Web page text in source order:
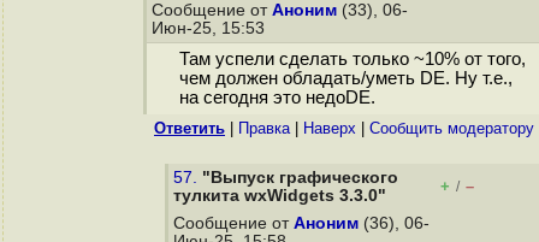
Сообщение от Аноним (33), 06-
Июн-25, 15:53
Там успели сделать только ~10% от того,
чем должен обладать/уметь DE. Ну т.е.,
на сегодня это недоDE.
Ответить Правка| Наверх Cообщить модератору
57. "Выпуск графического
тулкита wxWidgets 3.3.0"
+ / –
Сообщение от Аноним (36), 06-